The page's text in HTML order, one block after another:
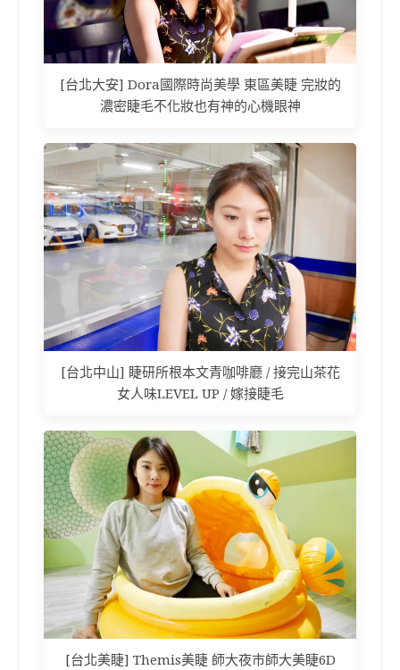
[台北大安] Dora國際時尚美學 東區美睫 完妝的
濃密睫毛不化妝也有神的心機眼神
[台北中山] 睫研所根本文青咖啡廳 / 接完山茶花
女人味LEVEL UP / 嫁接睫毛
[台北美睫] Themis美睫 師大夜市師大美睫6D